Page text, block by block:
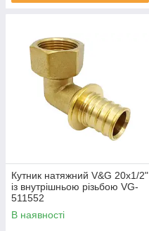
Кутник натяжний V&G 20x1/2"
із внутрішньою різьбою VG-
511552
В наявності